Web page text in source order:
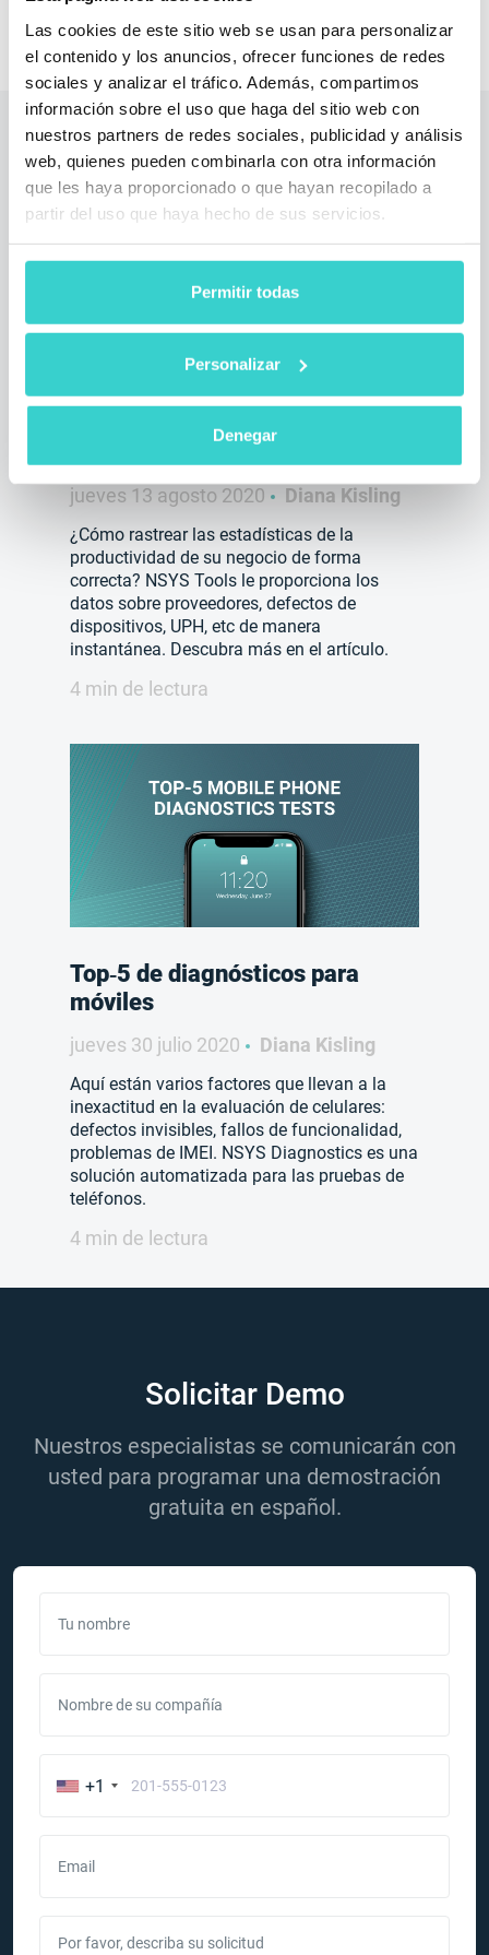
Las cookies de este sitio web se usan para personalizar
el contenido y los anuncios, ofrecer funciones de redes
sociales y analizar el tráfico. Además, compartimos
información sobre el uso que haga del sitio web con
nuestros partners de redes sociales, publicidad y análisis
web, quienes pueden combinarla con otra información
que les haya proporcionado o que hayan recopilado a
partir del uso que haya hecho de sus servicios.
Permitir todas
Personalizar
Denegar
Lea también
Analítica avanzada de celulares
jueves 13 agosto 2020 Diana Kisling
¿Cómo rastrear las estadísticas de la
productividad de su negocio de forma
correcta? NSYS Tools le proporciona los
datos sobre proveedores, defectos de
dispositivos, UPH, etc de manera
instantánea. Descubra más en el artículo.
4 min de lectura
Top‑5 de diagnósticos para
móviles
jueves 30 julio 2020 Diana Kisling
Aquí están varios factores que llevan a la
inexactitud en la evaluación de celulares:
defectos invisibles, fallos de funcionalidad,
problemas de IMEI. NSYS Diagnostics es una
solución automatizada para las pruebas de
teléfonos.
4 min de lectura
Solicitar Demo
Nuestros especialistas se comunicarán con
usted para programar una demostración
gratuita en español.
Tu nombre
Nombre de su compañía
+1
Email
Por favor, describa su solicitud